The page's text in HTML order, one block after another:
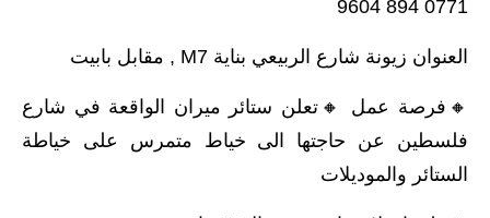
0771 894 9604
العنوان زيونة شارع الربيعي بناية M7 , مقابل بابيت
🔸️فرصة عمل 🔸️تعلن ستائر ميران الواقعة في شارع
فلسطين عن حاجتها الى خياط متمرس على خياطة
الستائر والموديلات